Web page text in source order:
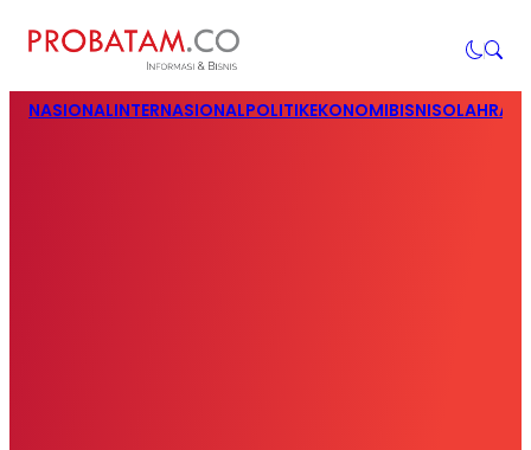
NASIONALINTERNASIONALPOLITIKEKONOMIBISNIS